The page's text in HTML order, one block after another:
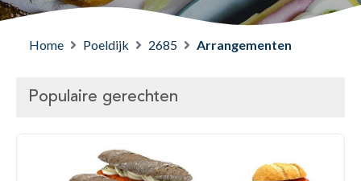
Home Poeldijk 2685 Arrangementen
Populaire gerechten